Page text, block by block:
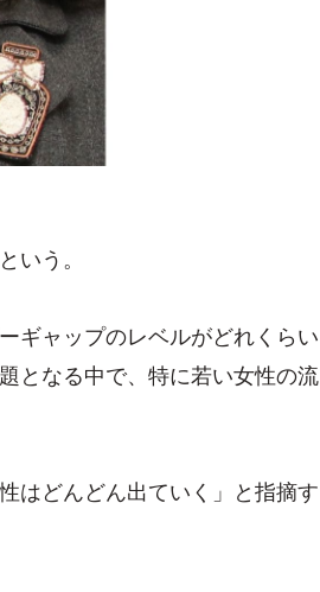
いう。
ギャップのレベルがどれくらい
となる中で、特に若い女性の流
はどんどん出ていく」と指摘す